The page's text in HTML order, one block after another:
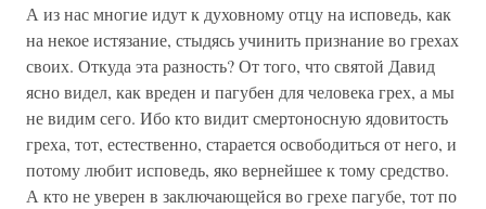
А из нас многие идут к духовному отцу на исповедь, как
на некое истязание, стыдясь учинить признание во грехах
своих. Откуда эта разность? От того, что святой Давид
ясно видел, как вреден и пагубен для человека грех, а мы
не видим сего. Ибо кто видит смертоносную ядовитость
греха, тот, естественно, старается освободиться от него, и
потому любит исповедь, яко вернейшее к тому средство.
А кто не уверен в заключающейся во грехе пагубе, тот по